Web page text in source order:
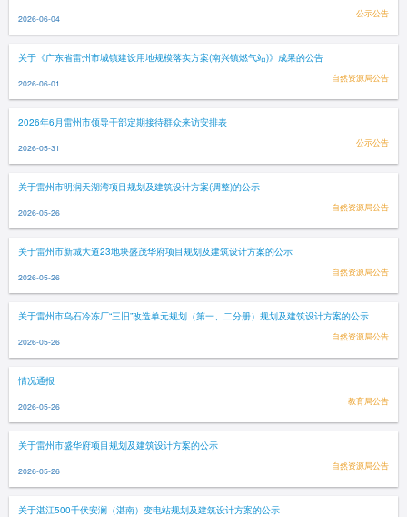
2026-06-04 公示公告
关于《广东省雷州市城镇建设用地规模落实方案(南兴镇燃气站)》成果的公告
2026-06-01 自然资源局公告
2026年6月雷州市领导干部定期接待群众来访安排表
2026-05-31 公示公告
关于雷州市明润天湖湾项目规划及建筑设计方案(调整)的公示
2026-05-26 自然资源局公告
关于雷州市新城大道23地块盛茂华府项目规划及建筑设计方案的公示
2026-05-26 自然资源局公告
关于雷州市乌石冷冻厂“三旧”改造单元规划（第一、二分册）规划及建筑设计方案的公示
2026-05-26 自然资源局公告
情况通报
2026-05-26 教育局公告
关于雷州市盛华府项目规划及建筑设计方案的公示
2026-05-26 自然资源局公告
关于湛江500千伏安澜（湛南）变电站规划及建筑设计方案的公示